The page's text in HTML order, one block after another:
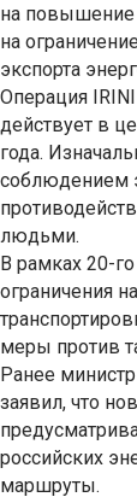
на повышение
на
экспорта
Операция
действует в
года.
соблюдением
людьми.
В рамках 20-
ограничения
меры против
Ранее
заявил, что
российских
маршруты.